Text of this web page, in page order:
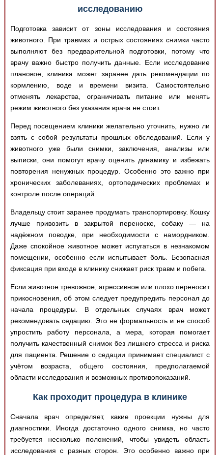
исследованию
Подготовка зависит от зоны исследования и состояния
животного. При травмах и острых состояниях снимки часто
выполняют без предварительной подготовки, потому что
врачу важно быстро получить данные. Если исследование
плановое, клиника может заранее дать рекомендации по
кормлению, воде и времени визита. Самостоятельно
отменять лекарства, ограничивать питание или менять
режим животного без указания врача не стоит.
Перед посещением клиники желательно уточнить, нужно ли
взять с собой результаты прошлых обследований. Если у
животного уже были снимки, заключения, анализы или
выписки, они помогут врачу оценить динамику и избежать
повторения ненужных процедур. Особенно это важно при
хронических заболеваниях, ортопедических проблемах и
контроле после операций.
Владельцу стоит заранее продумать транспортировку. Кошку
лучше привозить в закрытой переноске, собаку — на
надёжном поводке, при необходимости с намордником.
Даже спокойное животное может испугаться в незнакомом
помещении, особенно если испытывает боль. Безопасная
фиксация при входе в клинику снижает риск травм и побега.
Если животное тревожное, агрессивное или плохо переносит
прикосновения, об этом следует предупредить персонал до
начала процедуры. В отдельных случаях врач может
рекомендовать седацию. Это не формальность и не способ
упростить работу персонала, а мера, которая помогает
получить качественный снимок без лишнего стресса и риска
для пациента. Решение о седации принимает специалист с
учётом возраста, общего состояния, предполагаемой
области исследования и возможных противопоказаний.
Как проходит процедура в клинике
Сначала врач определяет, какие проекции нужны для
диагностики. Иногда достаточно одного снимка, но часто
требуется несколько положений, чтобы увидеть область
исследования с разных сторон. Это особенно важно при